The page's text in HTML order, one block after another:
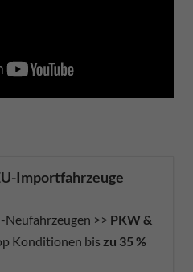
Importfahrzeuge
>> PKW &
Konditionen bis zu 35 %